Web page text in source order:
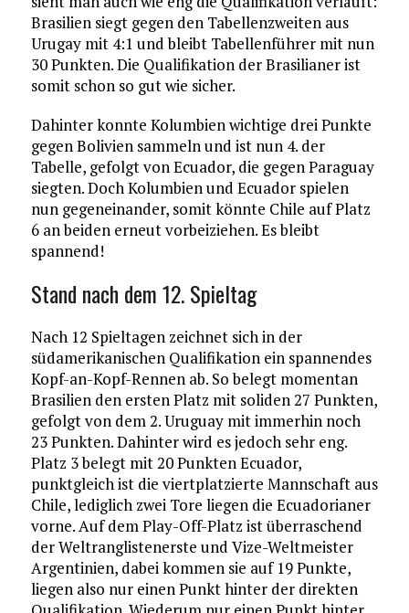
Brasilien siegt gegen den Tabellenzweiten aus
Urugay mit 4:1 und bleibt Tabellenführer mit nun
30 Punkten. Die Qualifikation der Brasilianer ist
somit schon so gut wie sicher.
Dahinter konnte Kolumbien wichtige drei Punkte
gegen Bolivien sammeln und ist nun 4. der
Tabelle, gefolgt von Ecuador, die gegen Paraguay
siegten. Doch Kolumbien und Ecuador spielen
nun gegeneinander, somit könnte Chile auf Platz
6 an beiden erneut vorbeiziehen. Es bleibt
spannend!
Stand nach dem 12. Spieltag
Nach 12 Spieltagen zeichnet sich in der
südamerikanischen Qualifikation ein spannendes
Kopf-an-Kopf-Rennen ab. So belegt momentan
Brasilien den ersten Platz mit soliden 27 Punkten,
gefolgt von dem 2. Uruguay mit immerhin noch
23 Punkten. Dahinter wird es jedoch sehr eng.
Platz 3 belegt mit 20 Punkten Ecuador,
punktgleich ist die viertplatzierte Mannschaft aus
Chile, lediglich zwei Tore liegen die Ecuadorianer
vorne. Auf dem Play-Off-Platz ist überraschend
der Weltranglistenerste und Vize-Weltmeister
Argentinien, dabei kommen sie auf 19 Punkte,
liegen also nur einen Punkt hinter der direkten